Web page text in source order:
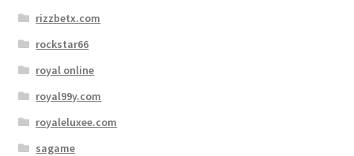
rizzbetx.com
rockstar66
royal online
royal99y.com
royaleluxee.com
sagame